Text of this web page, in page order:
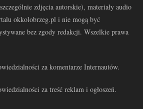
zdjęcia autorskie), materiały audio
okkolobrzeg.pl i nie mogą być
bez zgody redakcji. Wszelkie prawa
za komentarze Internautów.
za treść reklam i ogłoszeń.